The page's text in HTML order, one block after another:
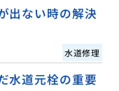
出ない時の解決
水道修理
水道元栓の重要